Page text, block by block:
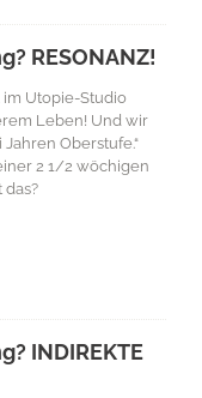
RESONANZ!
im Utopie-Studio
Leben! Und wir
Oberstufe.“
2 1/2 wöchigen
INDIREKTE